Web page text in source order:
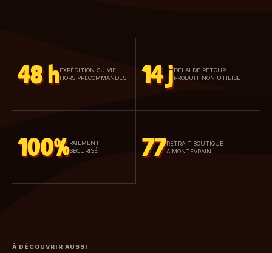
48 h EXPÉDITION SUIVIE
HORS PRÉCOMMANDES
14 jDÉLAI DE RETOUR
PRODUIT NON UTILISÉ
100% PAIEMENT
SÉCURISÉ
77RETRAIT BOUTIQUE
À MONTÉVRAIN
À DÉCOUVRIR AUSSI